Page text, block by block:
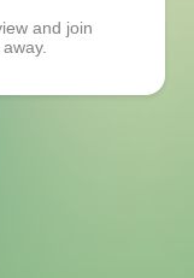
and join